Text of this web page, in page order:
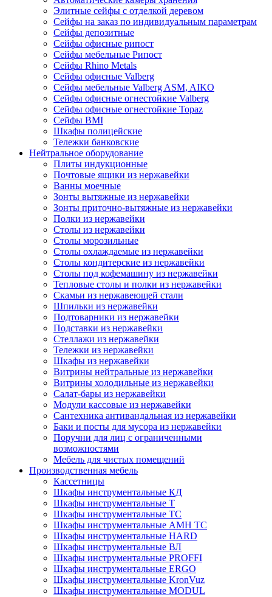
Элитные сейфы с отделкой деревом
Сейфы на заказ по индивидуальным параметрам
Сейфы депозитные
Сейфы офисные рипост
Сейфы мебельные Рипост
Сейфы Rhino Metals
Сейфы офисные Valberg
Сейфы мебельные Valberg ASM, AIKO
Сейфы офисные огнестойкие Valberg
Сейфы офисные огнестойкие Topaz
Сейфы ВМI
Шкафы полицейские
Тележки банковские
Нейтральное оборудование
Плиты индукционные
Почтовые ящики из нержавейки
Ванны моечные
Зонты вытяжные из нержавейки
Зонты приточно-вытяжные из нержавейки
Полки из нержавейки
Столы из нержавейки
Столы морозильные
Столы охлаждаемые из нержавейки
Столы кондитерские из нержавейки
Столы под кофемашину из нержавейки
Тепловые столы и полки из нержавейки
Скамьи из нержавеющей стали
Шпильки из нержавейки
Подтоварники из нержавейки
Подставки из нержавейки
Стеллажи из нержавейки
Тележки из нержавейки
Шкафы из нержавейки
Витрины нейтральные из нержавейки
Витрины холодильные из нержавейки
Салат-бары из нержавейки
Модули кассовые из нержавейки
Сантехника антивандальная из нержавейки
Баки и посты для мусора из нержавейки
Поручни для лиц с ограниченными
возможностями
Мебель для чистых помещений
Производственная мебель
Кассетницы
Шкафы инструментальные КД
Шкафы инструментальные Т
Шкафы инструментальные ТС
Шкафы инструментальные AMH TC
Шкафы инструментальные HARD
Шкафы инструментальные ВЛ
Шкафы инструментальные PROFFI
Шкафы инструментальные ERGO
Шкафы инструментальные KronVuz
Шкафы инструментальные MODUL